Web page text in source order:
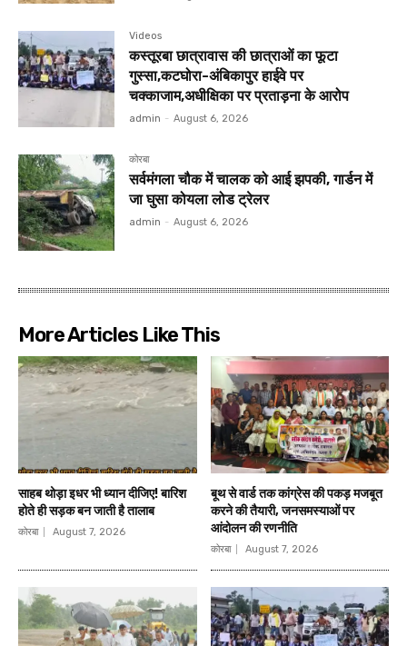
Videos
कस्तूरबा छात्रावास की छात्राओं का फूटा
गुस्सा,कटघोरा-अंबिकापुर हाईवे पर
चक्काजाम,अधीक्षिका पर प्रताड़ना के आरोप
admin - August 6, 2026
कोरबा
सर्वमंगला चौक में चालक को आई झपकी, गार्डन में
जा घुसा कोयला लोड ट्रेलर
admin - August 6, 2026
More Articles Like This
साहब थोड़ा इधर भी ध्यान दीजिए! बारिश
होते ही सड़क बन जाती है तालाब
कोरबा August 7, 2026
बूथ से वार्ड तक कांग्रेस की पकड़ मजबूत
करने की तैयारी, जनसमस्याओं पर
आंदोलन की रणनीति
कोरबा August 7, 2026